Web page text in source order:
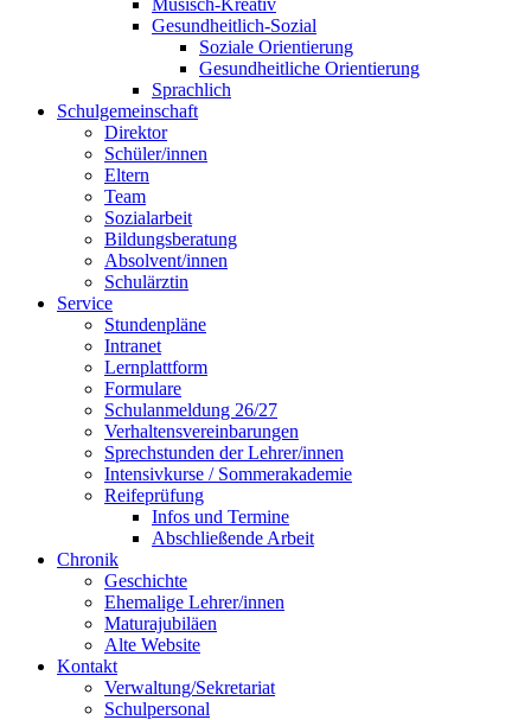
Musisch-Kreativ
Gesundheitlich-Sozial
Soziale Orientierung
Gesundheitliche Orientierung
Sprachlich
Schulgemeinschaft
Direktor
Schüler/innen
Eltern
Team
Sozialarbeit
Bildungsberatung
Absolvent/innen
Schulärztin
Service
Stundenpläne
Intranet
Lernplattform
Formulare
Schulanmeldung 26/27
Verhaltensvereinbarungen
Sprechstunden der Lehrer/innen
Intensivkurse / Sommerakademie
Reifeprüfung
Infos und Termine
Abschließende Arbeit
Chronik
Geschichte
Ehemalige Lehrer/innen
Maturajubiläen
Alte Website
Kontakt
Verwaltung/Sekretariat
Schulpersonal